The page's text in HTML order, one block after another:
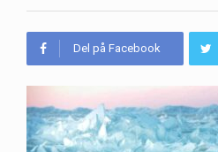
Del på Facebook